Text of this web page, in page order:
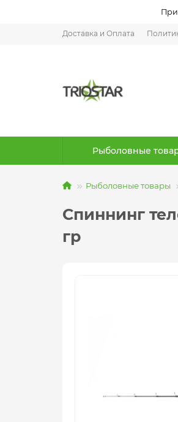
Доставка и Оплата
Рыболовные
Рыболовные товары
Спиннинг
гр